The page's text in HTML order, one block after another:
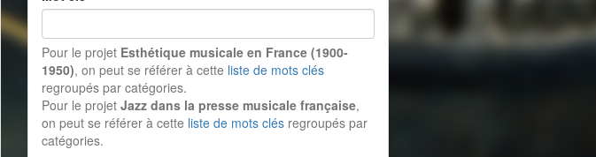
Pour le projet Esthétique musicale en France (1900-
1950), on peut se référer à cette liste de mots clés
regroupés par catégories.
Pour le projet Jazz dans la presse musicale française,
on peut se référer à cette liste de mots clés regroupés par
catégories.